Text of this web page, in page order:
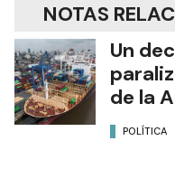
NOTAS
Un
de la
POLÍTICA